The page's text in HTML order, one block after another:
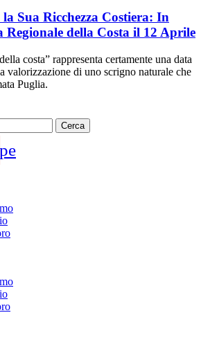
Sua Ricchezza Costiera: In
della Costa il 12 Aprile
costa” rappresenta certamente una data
valorizzazione di uno scrigno naturale che
Puglia.
Cerca